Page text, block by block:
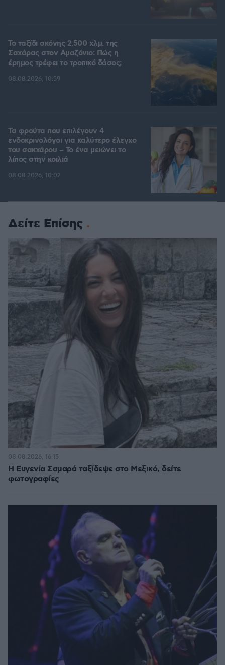
Το ταξίδι σκόνης 2.500 χλμ. της
Σαχάρας στον Αμαζόνιο: Πώς η
έρημος τρέφει το τροπικό δάσος;
08.08.2026, 10:59
Τα φρούτα που επιλέγουν 4
ενδοκρινολόγοι για καλύτερο έλεγχο
του σακχάρου – Το ένα μειώνει το
λίπος στην κοιλιά
08.08.2026, 10:02
Δείτε Επίσης
Η Ευγενία Σαμαρά ταξίδεψε στο Μεξικό, δείτε
φωτογραφίες
08.08.2026, 16:15